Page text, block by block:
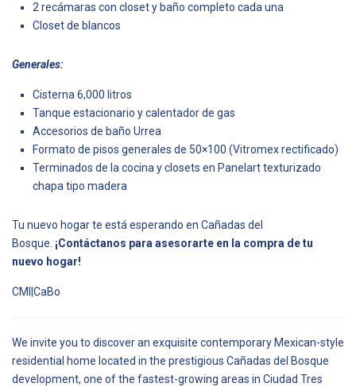
2 recámaras con closet y baño completo cada una
Closet de blancos
Generales:
Cisterna 6,000 litros
Tanque estacionario y calentador de gas
Accesorios de baño Urrea
Formato de pisos generales de 50×100 (Vitromex rectificado)
Terminados de la cocina y closets en Panelart texturizado
chapa tipo madera
Tu nuevo hogar te está esperando en Cañadas del
Bosque. ¡Contáctanos para asesorarte en la compra de tu
nuevo hogar!
CMI|CaBo
We invite you to discover an exquisite contemporary Mexican-style
residential home located in the prestigious Cañadas del Bosque
development, one of the fastest-growing areas in Ciudad Tres